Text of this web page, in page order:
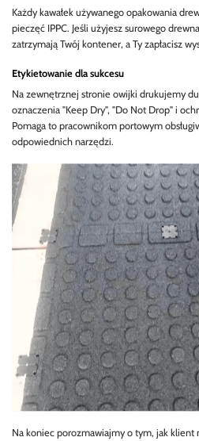
Każdy kawałek używanego opakowania
pieczęć IPPC. Jeśli użyjesz surowego
zatrzymają Twój kontener, a Ty zapłacisz
Etykietowanie dla sukcesu
Na zewnętrznej stronie owijki drukujemy
oznaczenia "Keep Dry", "Do Not Drop" i
Pomaga to pracownikom portowym
odpowiednich narzędzi.
Na koniec porozmawiajmy o tym, jak klient